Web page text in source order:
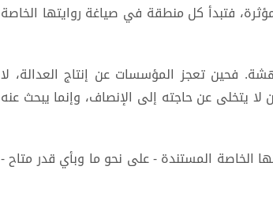
فتبدأ كل منطقة في صياغة روايتها الخاصة
فحين تعجز المؤسسات عن إنتاج العدالة، لا
يتخلى عن حاجته إلى الإنصاف، وإنما يبحث عنه
الخاصة المستندة - على نحو ما وبأي قدر متاح -